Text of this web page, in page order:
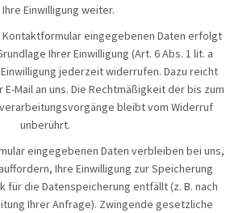
Einwilligung weiter.
Kontaktformular eingegebenen Daten erfolgt
Ihrer Einwilligung (Art. 6 Abs. 1 lit. a
Einwilligung jederzeit widerrufen. Dazu reicht
Mail an uns. Die Rechtmäßigkeit der bis zum
bleibt vom Widerruf
unberührt.
eingegebenen Daten verbleiben bei uns,
Ihre Einwilligung zur Speicherung
die Datenspeicherung entfällt (z. B. nach
Ihrer Anfrage). Zwingende gesetzliche